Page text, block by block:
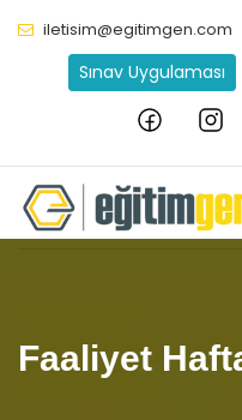
iletisim@egitimgen.com
Sınav Uygulaması
Faaliyet